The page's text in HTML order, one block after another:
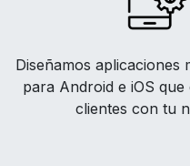
Diseñamos aplicaciones
para Android e iOS
clientes con tu